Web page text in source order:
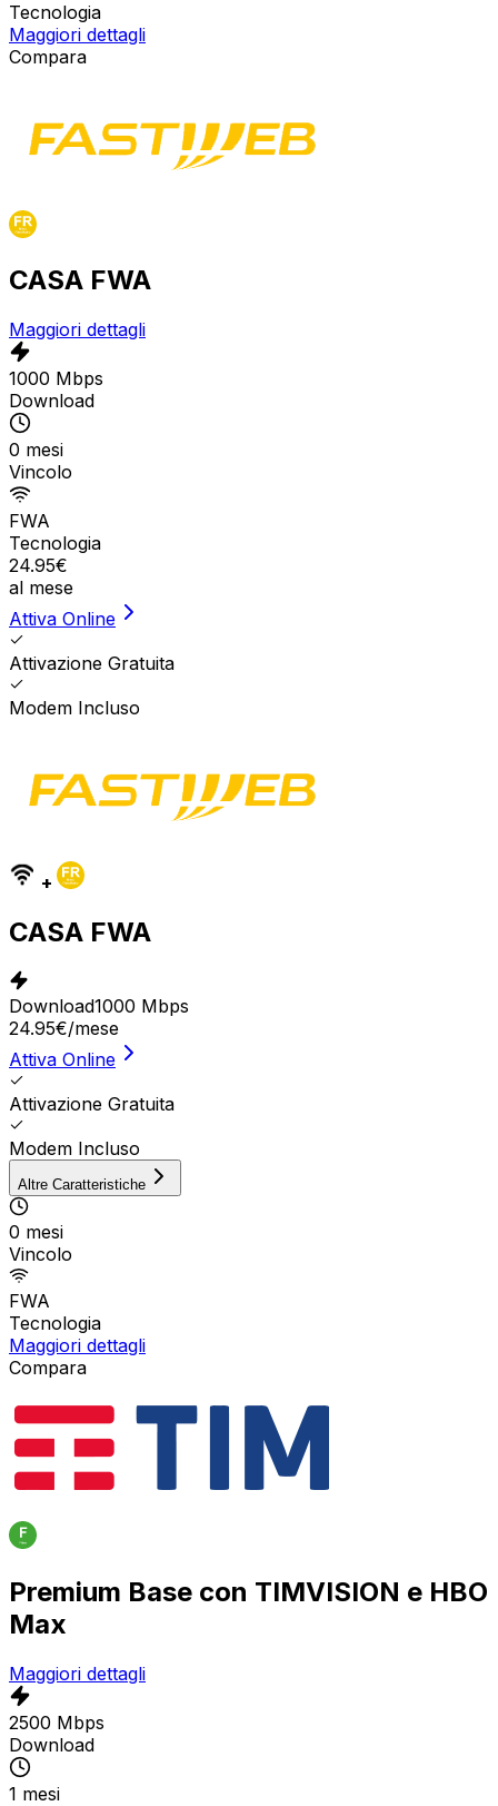
Tecnologia
Maggiori dettagli
Compara
CASA FWA
Maggiori dettagli
1000 Mbps
Download
0 mesi
Vincolo
FWA
Tecnologia
24.95€
al mese
Attiva Online
Attivazione Gratuita
Modem Incluso
+
CASA FWA
Download1000 Mbps
24.95€/mese
Attiva Online
Attivazione Gratuita
Modem Incluso
Altre Caratteristiche
0 mesi
Vincolo
FWA
Tecnologia
Maggiori dettagli
Compara
Premium Base con TIMVISION e HBO
Max
Maggiori dettagli
2500 Mbps
Download
1 mesi